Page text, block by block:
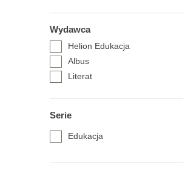
Wydawca
Helion Edukacja
Albus
Literat
Serie
Edukacja